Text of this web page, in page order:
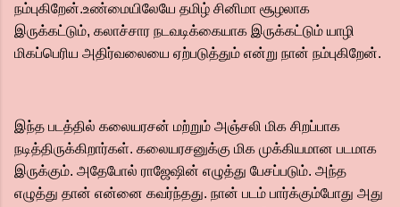
நம்புகிறேன்.உண்மையிலேயே தமிழ் சினிமா சூழலாக
இருக்கட்டும், கலாச்சார நடவடிக்கையாக இருக்கட்டும் யாழி
மிகப்பெரிய அதிர்வலையை ஏற்படுத்தும் என்று நான் நம்புகிறேன்.
இந்த படத்தில் கலையரசன் மற்றும் அஞ்சலி மிக சிறப்பாக
நடித்திருக்கிறார்கள். கலையரசனுக்கு மிக முக்கியமான படமாக
இருக்கும். அதேபோல் ராஜேஷின் எழுத்து பேசப்படும். அந்த
எழுத்து தான் என்னை கவர்ந்தது. நான் படம் பார்க்கும்போது அது